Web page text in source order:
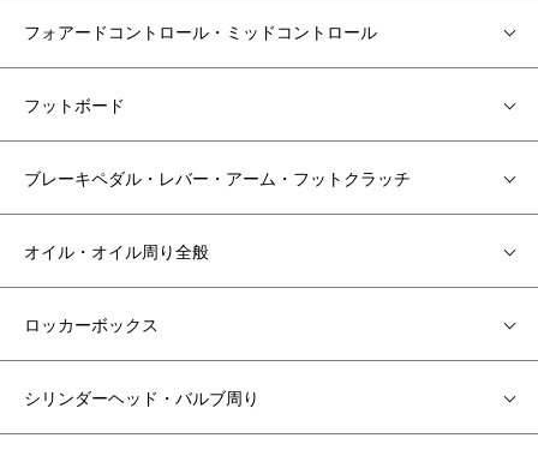
フォアードコントロール・ミッドコントロール
フットボード
ブレーキペダル・レバー・アーム・フットクラッチ
オイル・オイル周り全般
ロッカーボックス
シリンダーヘッド・バルブ周り